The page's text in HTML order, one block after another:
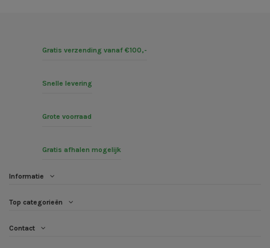
Gratis verzending vanaf €100,-
Snelle levering
Grote voorraad
Gratis afhalen mogelijk
Informatie
Top categorieën
Contact